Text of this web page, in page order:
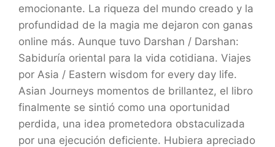
emocionante. La riqueza del mundo creado y la
profundidad de la magia me dejaron con ganas
online más. Aunque tuvo Darshan / Darshan:
Sabiduría oriental para la vida cotidiana. Viajes
por Asia / Eastern wisdom for every day life.
Asian Journeys momentos de brillantez, el libro
finalmente se sintió como una oportunidad
perdida, una idea prometedora obstaculizada
por una ejecución deficiente. Hubiera apreciado